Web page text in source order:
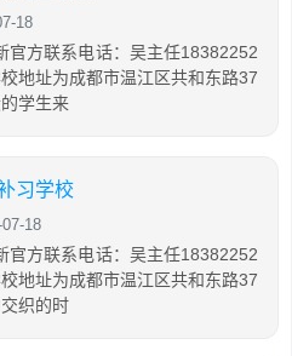
18
官方联系电话：吴主任18382252
地址为成都市温江区共和东路37
学生来
习学校
18
官方联系电话：吴主任18382252
地址为成都市温江区共和东路37
织的时